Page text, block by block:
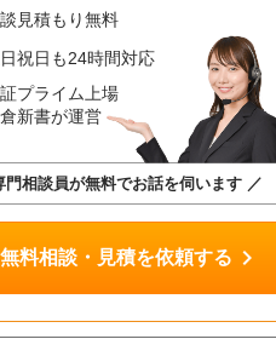
見積もり無料
祝日も24時間対応
プライム上場
新書が運営
門相談員が無料でお話を伺います ／
無料相談・見積を依頼する chevron_right